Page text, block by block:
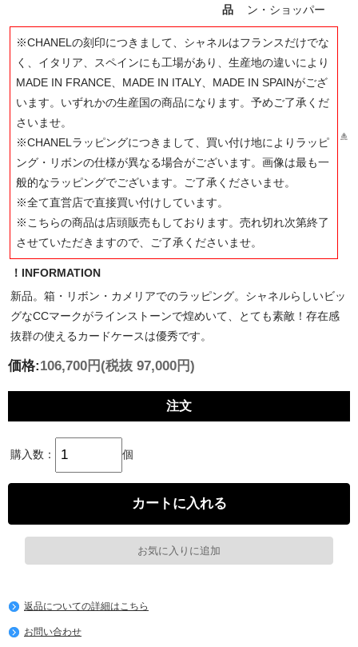
品
ン・ショッパー
※CHANELの刻印につきまして、シャネルはフランスだけでな
く、イタリア、スペインにも工場があり、生産地の違いにより
MADE IN FRANCE、MADE IN ITALY、MADE IN SPAINがござ
います。いずれかの生産国の商品になります。予めご了承くだ
さいませ。
※CHANELラッピングにつきまして、買い付け地によりラッピ
ング・リボンの仕様が異なる場合がございます。画像は最も一
般的なラッピングでございます。ご了承くださいませ。
※全て直営店で直接買い付けしています。
※こちらの商品は店頭販売もしております。売れ切れ次第終了
させていただきますので、ご了承くださいませ。
！INFORMATION
新品。箱・リボン・カメリアでのラッピング。シャネルらしいビッ
グなCCマークがラインストーンで煌めいて、とても素敵！存在感
抜群の使えるカードケースは優秀です。
価格:106,700円 (税抜 97,000円)
注文
購入数： 個
返品についての詳細はこちら
お問い合わせ